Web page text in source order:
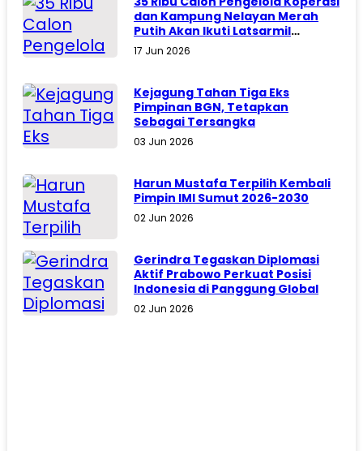
dan Kampung Nelayan Merah
Putih Akan Ikuti Latsarmil
Komcad
17 Jun 2026
Kejagung Tahan Tiga Eks
Pimpinan BGN, Tetapkan
Sebagai Tersangka
03 Jun 2026
Harun Mustafa Terpilih Kembali
Pimpin IMI Sumut 2026-2030
02 Jun 2026
Gerindra Tegaskan Diplomasi
Aktif Prabowo Perkuat Posisi
Indonesia di Panggung Global
02 Jun 2026